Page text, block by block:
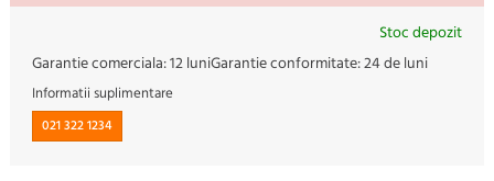
Stoc depozit
Garantie comerciala:12 luniGarantie conformitate:24 de luni
Informatii suplimentare
021 322 1234